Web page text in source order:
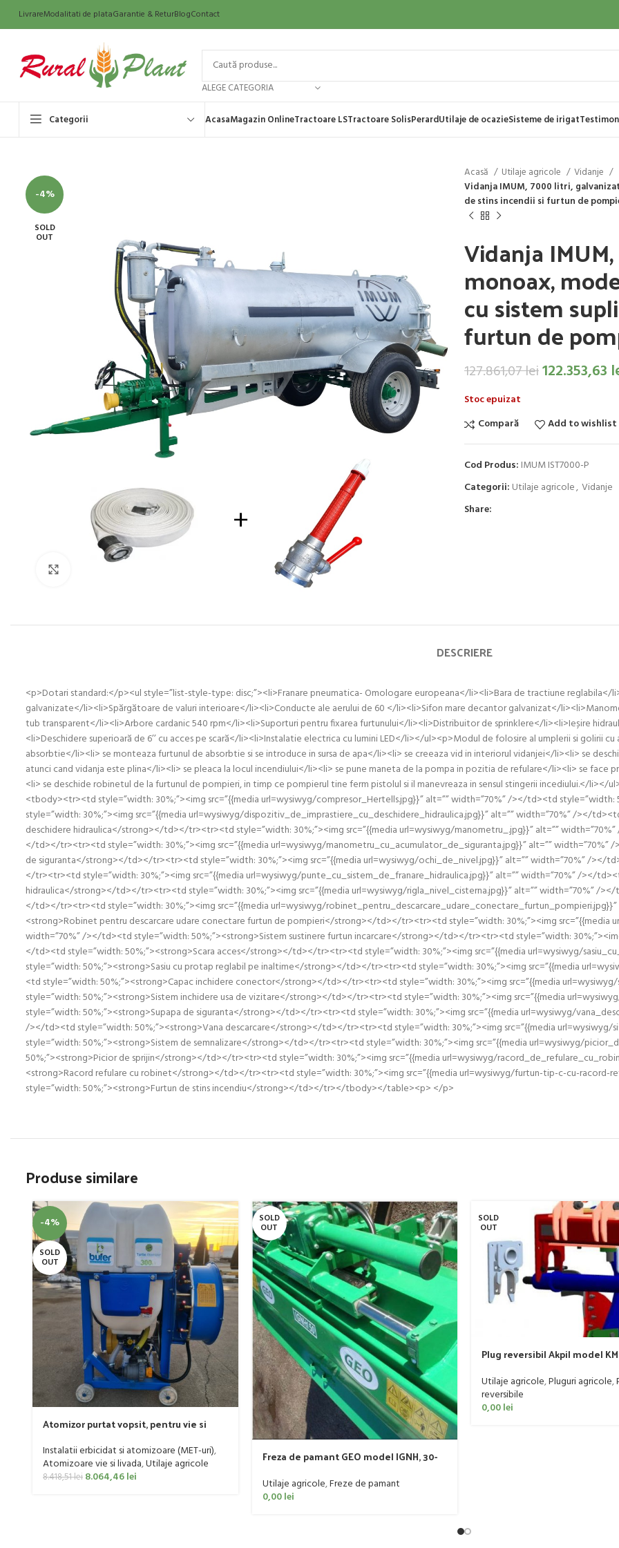
LivrareModalitati de plataGarantie & ReturBlogContact
ALEGE CATEGORIA
Categorii AcasaMagazin OnlineTractoare LSTractoare SolisPerardUtilaje de ocazieSisteme de irigat
-4%
SOLD
OUT
Acasă Utilaje agricole
Vidanje
Vidanja IMUM, 7000 litri,
de stins incendii si furtun de
Vidanja
monoax,
cu sistem
furtun de
127.861,07lei122.353,63
Stoc epuizat
Compară
Add to wishlist
Cod Produs: IMUM IST7000-P
Categorii: Utilaje agricole, Vidanje
Share:
DESCRIERE
<p>Dotari standard:</p><ul style=”list-style-type: disc;”><li>Franare pneumatica- Omologare europeana</li><li>Bara de tractiune
galvanizate</li><li>Spărgătoare de valuri interioare</li><li>Conducte ale aerului de 60 </li><li>Sifon mare decantor galvanizat</
tub transparent</li><li>Arbore cardanic 540 rpm</li><li>Suporturi pentru fixarea furtunului</li><li>Distribuitor de sprinklere</li><li>Ieșire
<li>Deschidere superioară de 6’’ cu acces pe scară</li><li>Instalatie electrica cu lumini LED</li></ul><p>Modul de folosire al umplerii si golirii
absorbtie</li><li> se monteaza furtunul de absorbtie si se introduce in sursa de apa</li><li> se creeaza vid in interiorul vidanjei</li><li> se
atunci cand vidanja este plina</li><li> se pleaca la locul incendiului</li><li> se pune maneta de la pompa in pozitia de refulare</li><li> se
<li> se deschide robinetul de la furtunul de pompieri, in timp ce pompierul tine ferm pistolul si il manevreaza in sensul stingerii incediului.</li></
<tbody><tr><td style=”width: 30%;”><img src=”{{media url=wysiwyg/compresor_Hertells.jpg}}” alt=”” width=”70%” /></td><td
style=”width: 30%;”><img src=”{{media url=wysiwyg/dispozitiv_de_imprastiere_cu_deschidere_hidraulica.jpg}}” alt=”” width=”70%” /></
deschidere hidraulica</strong></td></tr><tr><td style=”width: 30%;”><img src=”{{media url=wysiwyg/manometru_.jpg}}” alt=””
</td></tr><tr><td style=”width: 30%;”><img src=”{{media url=wysiwyg/manometru_cu_acumulator_de_siguranta.jpg}}” alt=””
de siguranta</strong></td></tr><tr><td style=”width: 30%;”><img src=”{{media url=wysiwyg/ochi_de_nivel.jpg}}” alt=”” width=”70%” /
</tr><tr><td style=”width: 30%;”><img src=”{{media url=wysiwyg/punte_cu_sistem_de_franare_hidraulica.jpg}}” alt=”” width=”70%” /></
hidraulica</strong></td></tr><tr><td style=”width: 30%;”><img src=”{{media url=wysiwyg/rigla_nivel_cisterna.jpg}}” alt=”” width=”70%” /
</td></tr><tr><td style=”width: 30%;”><img src=”{{media url=wysiwyg/
<strong>Robinet pentru descarcare udare conectare furtun de pompieri</strong></td></tr><tr><td style=”width: 30%;”><img src=”{{media
width=”70%” /></td><td style=”width: 50%;”><strong>Sistem sustinere furtun incarcare</strong></td></tr><tr><td style=”width:
</td><td style=”width: 50%;”><strong>Scara acces</strong></td></tr><tr><td style=”width: 30%;”><img src=”{{media url=wysiwyg/
style=”width: 50%;”><strong>Sasiu cu protap reglabil pe inaltime</strong></td></tr><tr><td style=”width: 30%;”><img src=”{{media
<td style=”width: 50%;”><strong>Capac inchidere conector</strong></td></tr><tr><td style=”width: 30%;”><img src=”{{media
style=”width: 50%;”><strong>Sistem inchidere usa de vizitare</strong></td></tr><tr><td style=”width: 30%;”><img src=”{{media
style=”width: 50%;”><strong>Supapa de siguranta</strong></td></tr><tr><td style=”width: 30%;”><img src=”{{media url=wysiwyg/
/></td><td style=”width: 50%;”><strong>Vana descarcare</strong></td></tr><tr><td style=”width: 30%;”><img src=”{{media url=wysiwyg/
style=”width: 50%;”><strong>Sistem de semnalizare</strong></td></tr><tr><td style=”width: 30%;”><img src=”{{media url=wysiwyg/
50%;”><strong>Picior de sprijin</strong></td></tr><tr><td style=”width: 30%;”><img src=”{{media url=wysiwyg/
<strong>Racord refulare cu robinet</strong></td></tr><tr><td style=”width: 30%;”><img src=”{{media url=wysiwyg/furtun-tip-c-cu-racord-
style=”width: 50%;”><strong>Furtun de stins incendiu</strong></td></tr></tbody></table><p> </p>
Produse similare
-4%
SOLD
OUT
Atomizor purtat vopsit, pentru vie si
litri
Instalatii erbicidat si atomizoare (MET-uri),
Atomizoare vie si livada,Utilaje agricole
8.418,51lei 8.064,46lei
SOLD
OUT
Freza de pamant GEO model IGNH, 30-
Utilaje agricole,Freze de pamant
0,00lei
SOLD
OUT
Plug reversibil Akpil model
Utilaje agricole,Pluguri agricole,
reversibile
0,00lei